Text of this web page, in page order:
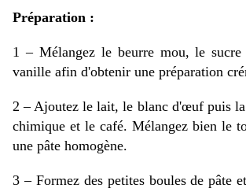
Préparation :
1 – Mélangez le beurre mou, le
vanille afin d'obtenir une préparation
2 – Ajoutez le lait, le blanc d'œuf puis
chimique et le café. Mélangez bien le
une pâte homogène.
3 – Formez des petites boules de pâte